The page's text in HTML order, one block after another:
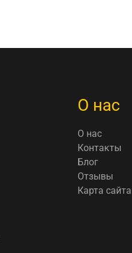
О нас
О нас
Контакты
Блог
Отзывы
Карта сайта